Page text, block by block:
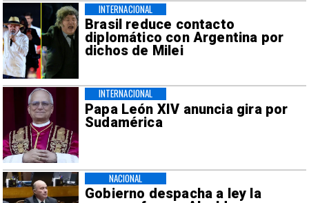
Brasil reduce contacto
diplomático con Argentina por
dichos de Milei
INTERNACIONAL
Papa León XIV anuncia gira por
Sudamérica
INTERNACIONAL
Gobierno despacha a ley la
NACIONAL